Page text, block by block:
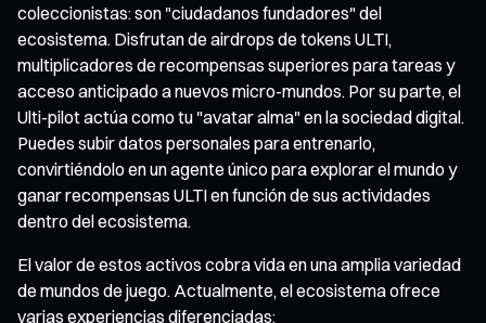
coleccionistas: son "ciudadanos fundadores" del
ecosistema. Disfrutan de airdrops de tokens ULTI,
multiplicadores de recompensas superiores para tareas y
acceso anticipado a nuevos micro-mundos. Por su parte, el
Ulti-pilot actúa como tu "avatar alma" en la sociedad digital.
Puedes subir datos personales para entrenarlo,
convirtiéndolo en un agente único para explorar el mundo y
ganar recompensas ULTI en función de sus actividades
dentro del ecosistema.
El valor de estos activos cobra vida en una amplia variedad
de mundos de juego. Actualmente, el ecosistema ofrece
varias experiencias diferenciadas: